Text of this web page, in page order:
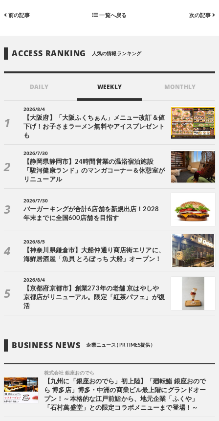
前の記事 一覧へ戻る 次の記事
ACCESS RANKING 人気の情報ランキング
DAILY WEEKLY MONTHLY
2026/8/4
【大阪府】「大阪ふくちぁん」メニュー改訂＆値
下げ！お子さまラーメン無料やアイスプレゼント
も
2026/7/30
【静岡県静岡市】24時間営業の温浴宿泊施設
「駿河健康ランド」のマンガコーナー＆休憩室が
リニューアル
2026/7/30
バーガーキングが合計6店舗を新規出店！2028
年末までに全国600店舗を目指す
2026/8/5
【神奈川県鎌倉市】大船仲通り商店街エリアに、
海鮮居酒屋「魚貝 とろぼっち 大船」オープン！
2026/8/4
【京都府京都市】創業273年の老舗 京はやしや
京都店がリニューアル。限定「紅茶パフェ」が復
活
BUSINESS NEWS 企業ニュース ( PR TIMES提供 )
株式会社 銀座おのでら
【九州に「銀座おのでら」初上陸】「廻転鮨 銀座おので
ら 博多店」博多・中洲の商業ビル最上階にグランドオー
プン！～本格的な江戸前鮨から、地元企業「ふくや」
「石村萬盛堂」との限定コラボメニューまで登場！～